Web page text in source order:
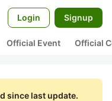
Login Signup
Official Event Official
since last update.